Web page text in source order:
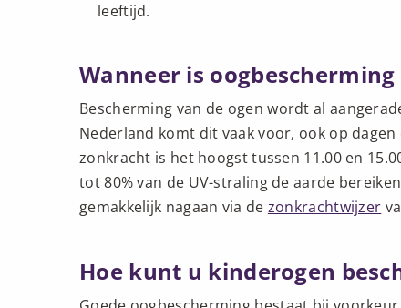
leeftijd.
Wanneer is oogbescherming
Bescherming van de ogen wordt al
Nederland komt dit vaak voor, ook op
zonkracht is het hoogst tussen 11.00 en
tot 80% van de UV-straling de aarde
gemakkelijk nagaan via de zonkrachtwijzer
Hoe kunt u kinderogen